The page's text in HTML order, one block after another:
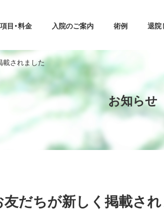
目・料金 入院のご案内 術例 退院
載されました
お知らせ
だちが新しく掲載さ